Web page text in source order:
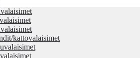
kattovalaisimet